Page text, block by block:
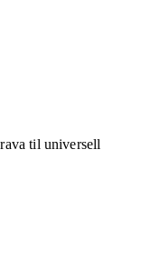
til universell